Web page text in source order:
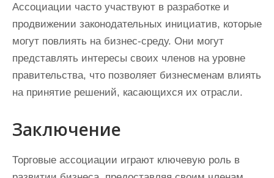
Ассоциации часто участвуют в разработке и
продвижении законодательных инициатив, которые
могут повлиять на бизнес-среду. Они могут
представлять интересы своих членов на уровне
правительства, что позволяет бизнесменам влиять
на принятие решений, касающихся их отрасли.
Заключение
Торговые ассоциации играют ключевую роль в